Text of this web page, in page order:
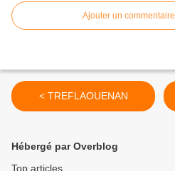
Ajouter un commentaire
< TREFLAOUENAN
Hébergé par Overblog
Top articles